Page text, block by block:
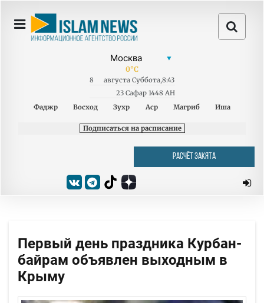
0°C
8 августа Суббота,8:43
23 Сафар 1448 AH
Фаджр
Восход Зухр Аср Магриб Иша
Подписаться на расписание
РАСЧЁТ ЗАКЯТА
Первый день праздника Курбан-
байрам объявлен выходным в
Крыму